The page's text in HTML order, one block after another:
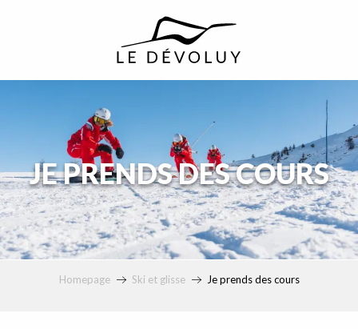
JE PRENDS DES COURS
Homepage Ski et glisse Je prends des cours